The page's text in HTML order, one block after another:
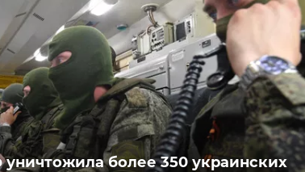
более 350 украинских